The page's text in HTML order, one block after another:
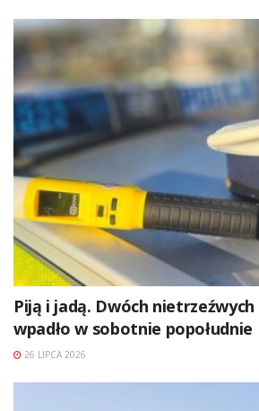
Piją i jadą. Dwóch
wpadło w sobotnie popołudnie
26 LIPCA 2026